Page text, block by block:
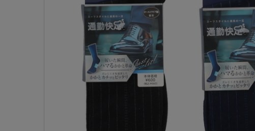
- 無地ストッキング
- 柄ストッキング
- ショート丈ストッキング
- 着圧ストッキング
- パンティ部レスストッキング
タイツ
- ひざ下丈タイツ
- ノンワイヤーブラ
- ワイヤーブラ
- ブラトップ
ショーツ
- レギュラーショー
- サニタリーショー
- ガードル・補正
- 長袖（七分袖以上
AZGI
フェイクタイツ
スクールタイム みん
レッグウェア
ストッキング
- 柄ストッキング
- ショート丈ストッキング
- 着圧ストッキング
- 無地タイツ
インナーウェア
ブラジャー
- ノンワイヤーブラ
- ワイヤーブラ
- ブラトップ
- サニタリーショーツ
ライフスタイルウェア
レッグウエア
ソックス・靴下
クルー・レギュラー丈ソックス
ハイソックス
インナーウエア
トランクス
レッグウエア
スニーカー丈・くるぶし丈ソックス
インナーウエア
ワイヤーブラ
カテゴリ一覧へ
AZGI
アスティーグ
クリアビュー
スゴスト
フェイクタイ
hotto
Atsugi